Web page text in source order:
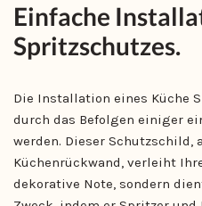
Einfache
Spritzschutzes.
Die Installation eines Küche
durch das Befolgen einiger
werden. Dieser Schutzschild,
Küchenrückwand, verleiht
dekorative Note, sondern